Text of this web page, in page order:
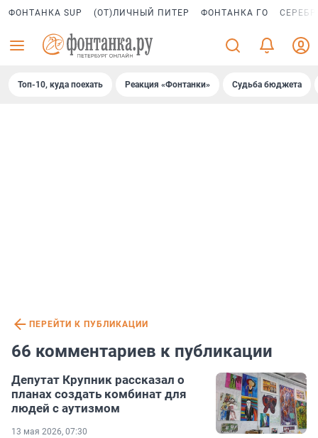
ФОНТАНКА SUP (ОТ)ЛИЧНЫЙ ПИТЕР ФОНТАНКА ГО
Топ-10, куда поехать Реакция «Фонтанки» Судьба бюджета
ПЕРЕЙТИ К ПУБЛИКАЦИИ
66 комментариев к публикации
Депутат Крупник рассказал о
планах создать комбинат для
людей с аутизмом
13 мая 2026, 07:30